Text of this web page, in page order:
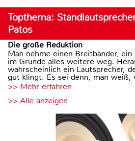
Topthema:
Patos
Die große Reduktion
Man nehme einen Breitbänder, ein
im Grunde alles weitere weg.
wahrscheinlich ein Lautsprecher,
gut klingt. Es sei denn, man weiß,
>> Mehr erfahren
>> Alle anzeigen